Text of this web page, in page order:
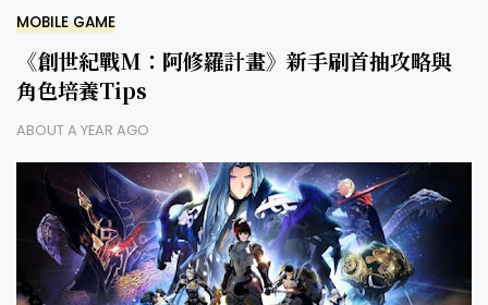
MOBILE GAME
《創世紀戰M：阿修羅計畫》新手刷首抽攻略與
角色培養Tips
ABOUT A YEAR AGO